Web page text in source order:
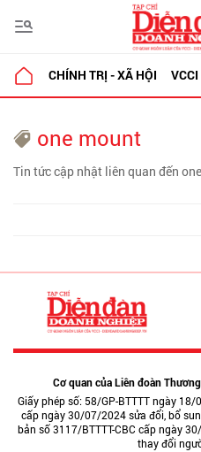
CHÍNH TRỊ - XÃ HỘI VCCI
one mount
Tin tức cập nhật liên quan đến
Cơ quan của Liên đoàn
Giấy phép số: 58/GP-BTTTT ngày
cấp ngày 30/07/2024 sửa đổi, bổ
bản số 3117/BTTTT-CBC cấp ngày
thay đổi